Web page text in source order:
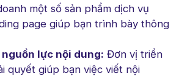
một số sản phẩm dịch vụ
page giúp bạn trình bày thông
lực nội dung: Đơn vị triển
quyết giúp bạn việc viết nội